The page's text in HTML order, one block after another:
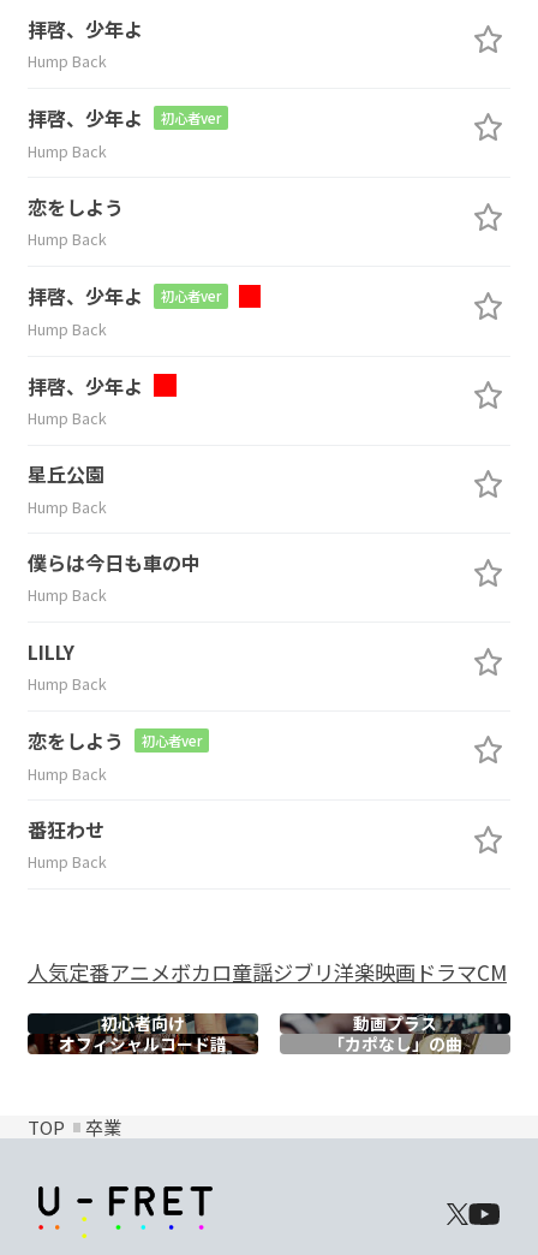
拝啓、少年よ
Hump Back
拝啓、少年よ 初心者ver
Hump Back
恋をしよう
Hump Back
拝啓、少年よ 初心者ver
Hump Back
拝啓、少年よ
Hump Back
星丘公園
Hump Back
僕らは今日も車の中
Hump Back
LILLY
Hump Back
恋をしよう 初心者ver
Hump Back
番狂わせ
Hump Back
人気定番アニメボカロ童謡ジブリ洋楽映画ドラマCM
初心者向け
動画プラス
オフィシャルコード譜 「カポなし」の曲
TOP 卒業